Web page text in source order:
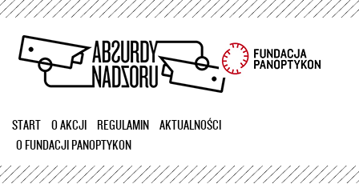
Przejdź
treści
START O AKCJI REGULAMIN
AKTUALNOŚCI
O FUNDACJI PANOPTYKON